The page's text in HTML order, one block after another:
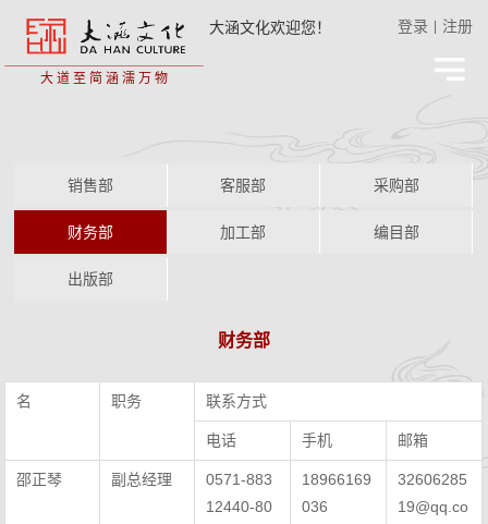
大 道 至 简 涵 濡 万 物
大涵文化欢迎您！ 登录 注册
销售部 客服部 采购部
财务部 加工部 编目部
出版部
财务部
名 职务 联系方式
电话 手机 邮箱
邵正琴 副总经理
0571-883
12440-80
18966169
036
32606285
19@qq.co